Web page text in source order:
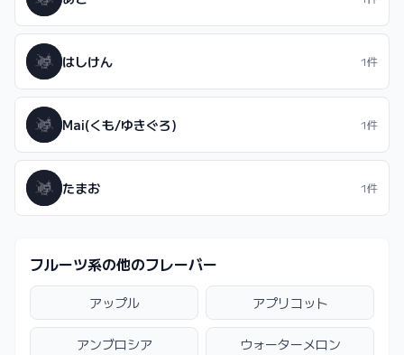
はしけん 1件
Mai(くも/ゆきぐろ) 1件
たまお 1件
フルーツ系の他のフレーバー
アップル アプリコット
アンブロシア ウォーターメロン